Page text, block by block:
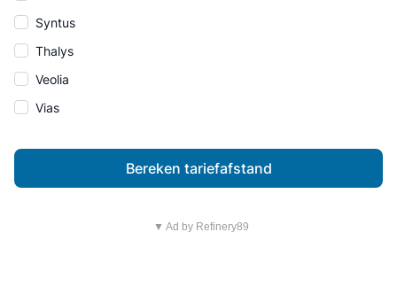
Syntus
Thalys
Veolia
Vias
Bereken tariefafstand
▼ Ad by Refinery89